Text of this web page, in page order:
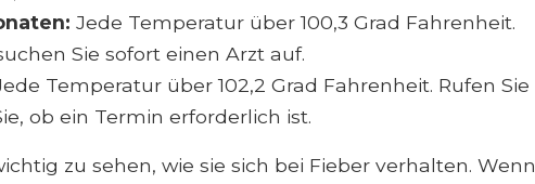
Jede Temperatur über 100,3 Grad Fahrenheit.
Sie sofort einen Arzt auf.
Temperatur über 102,2 Grad Fahrenheit. Rufen Sie
ob ein Termin erforderlich ist.
zu sehen, wie sie sich bei Fieber verhalten. Wenn